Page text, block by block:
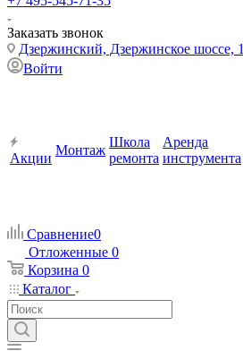
Заказать звонок
Дзержинский, Дзержинское шоссе, 1
Войти
Акции
Монтаж
Школа
ремонта
Аренда
инструмента
Сравнение0
Отложенные 0
Корзина 0
Каталог